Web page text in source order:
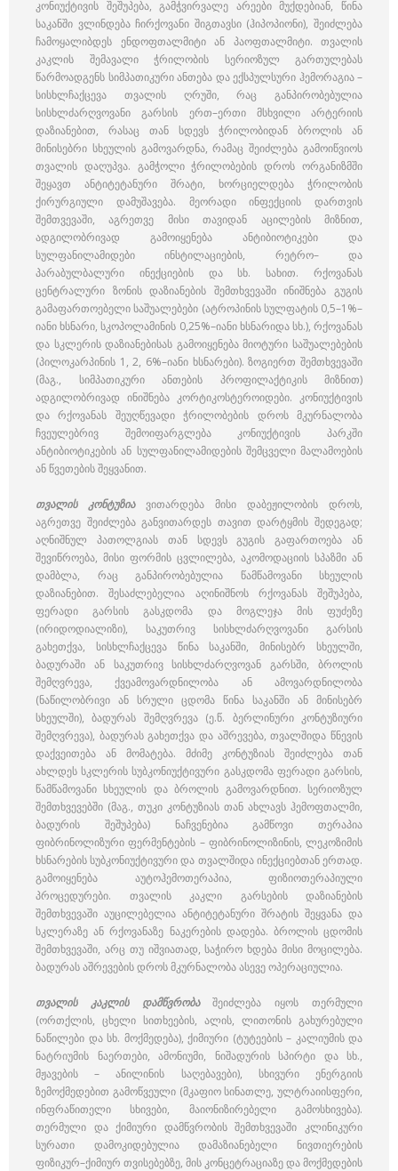
კონიუქტივის შეშუპება, გამჭვირვალე არეები მუქდებიან, წინა
საკანში ვლინდება ჩირქოვანი შიგთავსი (ჰიპოპიონი), შეიძლება
ჩამოყალიბდეს ენდოფთალმიტი ან პაოფთალმიტი. თვალის
კაკლის შემავალი ჭრილობის სერიოზულ გართულებას
წარმოადგენს სიმპათიკური ანთება და ექსპულსური ჰემორაგია –
სისხლჩაქცევა თვალის ღრუში, რაც განპირობებულია
სისხლძარღვოვანი გარსის ერთ–ერთი მსხვილი არტერიის
დაზიანებით, რასაც თან სდევს ჭრილობიდან ბროლის ან
მინისებრი სხეულის გამოვარდნა, რამაც შეიძლება გამოიწვიოს
თვალის დაღუპვა. გამჭოლი ჭრილობების დროს ორგანიზმში
შეყავთ ანტიტეტანური შრატი, ხორციელდება ჭრილობის
ქირურგიული დამუშავება. მეორადი ინფექციის დართვის
შემთვევაში, აგრეთვე მისი თავიდან აცილების მიზნით,
ადგილობრივად გამოიყენება ანტიბიოტიკები და
სულფანილამიდები ინსტილაციების, რეტრო– და
პარაბულბალური ინექციების და სხ. სახით. რქოვანას
ცენტრალური ზონის დაზიანების შემთხვევაში ინიშნება გუგის
გამაფართოებელი საშუალებები (ატროპინის სულფატის 0,5–1%–
იანი ხსნარი, სკოპოლამინის 0,25%–იანი ხსნარიდა სხ.), რქოვანას
და სკლერის დაზიანებისას გამოიყენება მიოტური საშუალებების
(პილოკარპინის 1, 2, 6%–იანი ხსნარები). ზოგიერთ შემთხვევაში
(მაგ., სიმპათიკური ანთების პროფილაქტიკის მიზნით)
ადგილობრივად ინიშნება კორტიკოსტეროიდები. კონიუქტივის
და რქოვანას შეუღწევადი ჭრილობების დროს მკურნალობა
ჩვეულებრივ შემოიფარგლება კონიუქტივის პარკში
ანტიბიოტიკების ან სულფანილამიდების შემცველი მალამოების
ან წვეთების შეყვანით.
თვალის კონტუზია ვითარდება მისი დაბეჟილობის დროს,
აგრეთვე შეიძლება განვითარდეს თავით დარტყმის შედეგად;
აღნიშნულ პათოლგიას თან სდევს გუგის გაფართოება ან
შევიწროება, მისი ფორმის ცვლილება, აკომოდაციის სპაზმი ან
დამბლა, რაც განპირობებულია წამწამოვანი სხეულის
დაზიანებით. შესაძლებელია აღინიშნოს რქოვანას შეშუპება,
ფერადი გარსის გასკდომა და მოგლეჯა მის ფუძეზე
(ირიდოდიალიზი), საკუთრივ სისხლძარღვოვანი გარსის
გახეთქვა, სისხლჩაქცევა წინა საკანში, მინისებრ სხეულში,
ბადურაში ან საკუთრივ სისხლძარღვოვან გარსში, ბროლის
შემღვრევა, ქვეამოვარდნილობა ან ამოვარდნილობა
(ნაწილობრივი ან სრული ცდომა წინა საკანში ან მინისებრ
სხეულში), ბადურას შემღვრევა (ე.წ. ბერლინური კონტუზიური
შემღვრევა), ბადურას გახეთქვა და აშრევება, თვალშიდა წნევის
დაქვეითება ან მომატება. მძიმე კონტუზიას შეიძლება თან
ახლდეს სკლერის სუბკონიუქტივური გასკდომა ფერადი გარსის,
წამწამოვანი სხეულის და ბროლის გამოვარდნით. სერიოზულ
შემთხვევებში (მაგ., თუკი კონტუზიას თან ახლავს ჰემოფთალმი,
ბადურის შეშუპება) ნაჩვენებია გამწოვი თერაპია
ფიბრინოლიზური ფერმენტების – ფიბრინოლიზინის, ლეკოზიმის
ხსნარების სუბკონიუქტივური და თვალშიდა ინექციებთან ერთად.
გამოიყენება აუტოჰემოთერაპია, ფიზიოთერაპიული
პროცედურები. თვალის კაკლი გარსების დაზიანების
შემთხვევაში აუცილებელია ანტიტეტანური შრატის შეყვანა და
სკლერაზე ან რქოვანაზე ნაკერების დადება. ბროლის ცდომის
შემთხვევაში, არც თუ იშვიათად, საჭირო ხდება მისი მოცილება.
ბადურას აშრევების დროს მკურნალობა ასევე ოპერაციულია.
თვალის კაკლის დამწვრობაშეიძლება იყოს თერმული
(ორთქლის, ცხელი სითხეების, ალის, ლითონის გახურებული
ნაწილები და სხ. მოქმედება), ქიმიური (ტუტეების – კალიუმის და
ნატრიუმის ნაერთები, ამონიუმი, ნიშადურის სპირტი და სხ.,
მჟავების – ანილინის საღებავები), სხივური ენერგიის
ზემოქმედებით გამოწვეული (მკაფიო სინათლე, ულტრაიისფერი,
ინფრაწითელი სხივები, მაიონიზირებელი გამოსხივება).
თერმული და ქიმიური დამწვრობის შემთხვევაში კლინიკური
სურათი დამოკიდებულია დამაზიანებელი ნივთიერების
ფიზიკურ–ქიმიურ თვისებებზე, მის კონცეტრაციაზე და მოქმედების